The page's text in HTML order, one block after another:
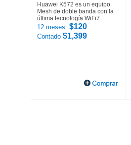
Huawei K572 es un equipo
Mesh de doble banda con la
última tecnología WiFi7
12 meses: $120
Contado $1,399